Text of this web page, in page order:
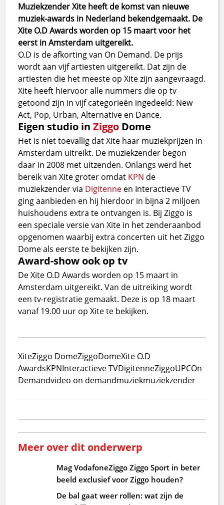
Muziekzender Xite heeft de komst van nieuwe
muziek-awards in Nederland bekendgemaakt. De
Xite O.D Awards worden op 15 maart voor het
eerst in Amsterdam uitgereikt.
O.D is de afkorting van On Demand. De prijs
wordt aan vijf artiesten uitgereikt. Dat zijn de
artiesten die het meeste op Xite zijn aangevraagd.
Xite heeft hiervoor alle nummers die op tv
getoond zijn in vijf categorieën ingedeeld: New
Act, Pop, Urban, Alternative en Dance.
Eigen studio inZiggo Dome
Het is niet toevallig dat Xite haar muziekprijzen in
Amsterdam uitreikt. De muziekzender begon
daar in 2008 met uitzenden. Onlangs werd het
bereik van Xite groter omdat KPN de
muziekzender via Digitenne en Interactieve TV
ging aanbieden en hij hierdoor in bijna 2 miljoen
huishoudens extra te ontvangen is. Bij Ziggo is
een speciale versie van Xite in het zenderaanbod
opgenomen waarbij extra concerten uit het Ziggo
Dome als eerste te bekijken zijn.
Award-show ook op tv
De Xite O.D Awards worden op 15 maart in
Amsterdam uitgereikt. Van de uitreiking wordt
een tv-registratie gemaakt. Deze is op 18 maart
vanaf 19.00 uur op Xite te bekijken.
XiteZiggo DomeZiggoDomeXite O.D
AwardsKPNInteractieve TVDigitenneZiggoUPCOn
Demandvideo on demandmuziekmuziekzender
Meer over dit onderwerp
Mag VodafoneZiggo Ziggo Sport in beter
beeld exclusief voor Ziggo houden?
De bal gaat weer rollen: wat zijn de